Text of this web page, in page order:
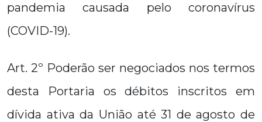
pandemia causada pelo coronavírus
(COVID-19).
Art. 2º Poderão ser negociados nos termos
desta Portaria os débitos inscritos em
dívida ativa da União até 31 de agosto de